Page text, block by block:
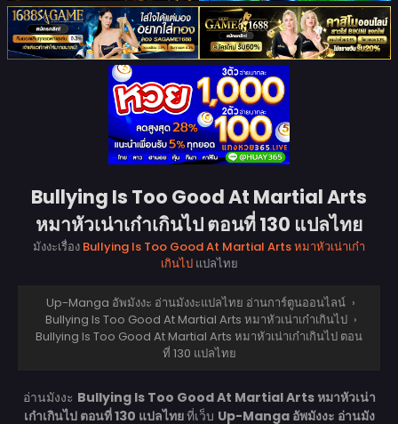
Bullying Is Too Good At Martial Arts
หมาหัวเน่าเก๋าเกินไป ตอนที่ 130 แปลไทย
มังงะเรื่อง Bullying Is Too Good At Martial Arts หมาหัวเน่าเก๋า
เกินไปแปลไทย
Up-Manga อัพมังงะ อ่านมังงะแปลไทย อ่านการ์ตูนออนไลน์ ›
Bullying Is Too Good At Martial Arts หมาหัวเน่าเก๋าเกินไป ›
Bullying Is Too Good At Martial Arts หมาหัวเน่าเก๋าเกินไป ตอน
ที่ 130 แปลไทย
อ่านมังงะ Bullying Is Too Good At Martial Arts หมาหัวเน่า
เก๋าเกินไป ตอนที่ 130 แปลไทยที่เว็บ Up-Manga อัพมังงะ อ่านมัง